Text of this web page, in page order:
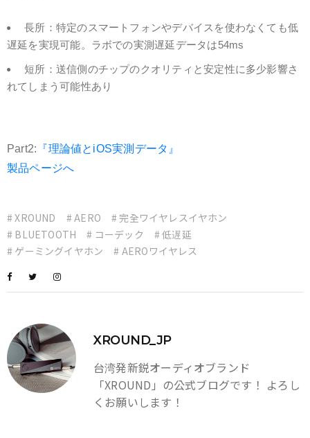
長所：特定のスマートフォンやデバイスを使わなくても低
遅延を実現可能。ラボでの実測遅延データは54ms
短所：送信側のチップのクオリティと安定性に多少影響さ
れてしまう可能性あり
Part2: 『理論値とiOS実測データ』
製品ページへ
# XROUND # AERO
# 完全ワイヤレスイヤホン
# BLUETOOTH
# コーデック
# 低遅延
# ゲーミングイヤホン
# AEROワイヤレス
XROUND_JP
台湾発新鋭オーディオブランド
「XROUND」の公式ブログです！ よろし
くお願いします！